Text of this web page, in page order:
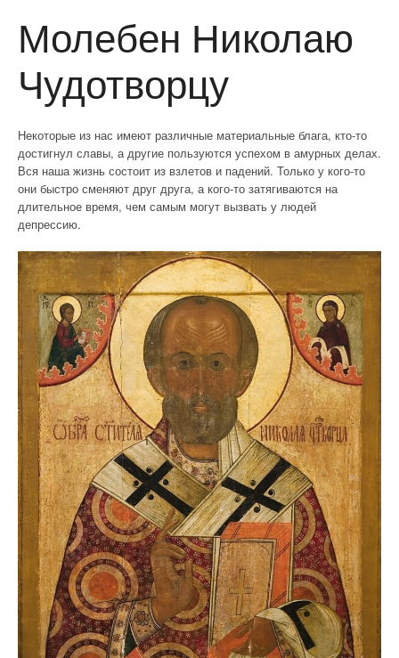
Молебен Николаю
Чудотворцу
Некоторые из нас имеют различные материальные блага, кто-то
достигнул славы, а другие пользуются успехом в амурных делах.
Вся наша жизнь состоит из взлетов и падений. Только у кого-то
они быстро сменяют друг друга, а кого-то затягиваются на
длительное время, чем самым могут вызвать у людей
депрессию.